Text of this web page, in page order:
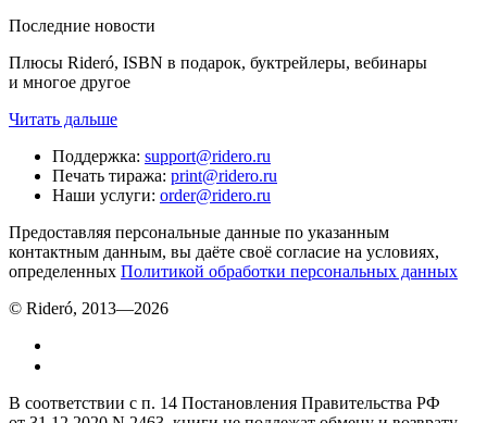
Последние новости
Плюсы Rideró, ISBN в подарок, буктрейлеры, вебинары
и многое другое
Читать дальше
Поддержка: support@ridero.ru
Печать тиража: print@ridero.ru
Наши услуги: order@ridero.ru
Предоставляя персональные данные по указанным
контактным данным, вы даёте своё согласие на условиях,
определенных Политикой обработки персональных данных
© Rideró, 2013—2026
В соответствии с п. 14 Постановления Правительства РФ